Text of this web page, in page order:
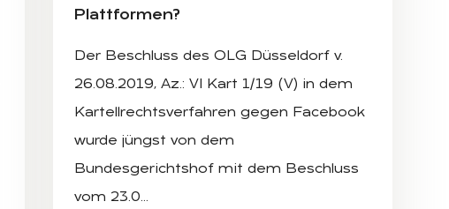
Platt­for­men?
Der Beschluss des OLG Düsseldorf v.
26.08.2019, Az.: VI Kart 1/19 (V) in dem
Kartellrechtsverfahren gegen Facebook
wurde jüngst von dem
Bundesgerichtshof mit dem Beschluss
vom 23.0…